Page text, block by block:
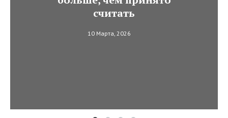
считать
10 Марта, 2026